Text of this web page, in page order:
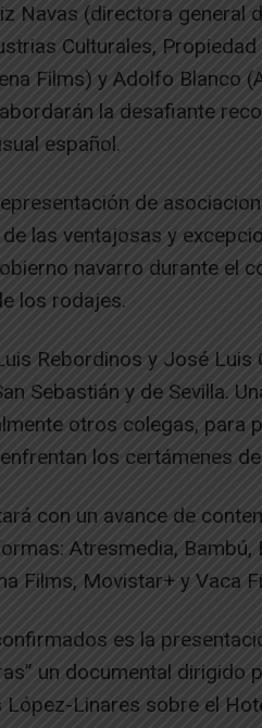
Navas (directora general
Culturales, Propiedad
Films) y Adolfo Blanco
la desafiante
español.
de
las ventajosas y
navarro durante el
los rodajes.
Rebordinos y José Luis
Sebastián y de Sevilla.
otros colegas, para
los certámenes
con un avance de
Atresmedia, Bambú,
Films, Movistar+ y Vaca
es la
un documental dirigido
Linares sobre el